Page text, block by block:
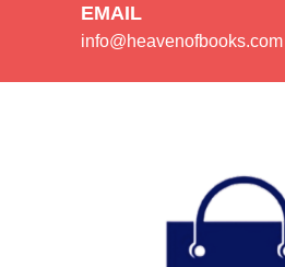
EMAIL
info@heavenofbooks.com